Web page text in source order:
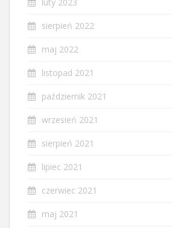
sierpień 2022
maj 2022
listopad 2021
październik 2021
wrzesień 2021
sierpień 2021
lipiec 2021
czerwiec 2021
maj 2021